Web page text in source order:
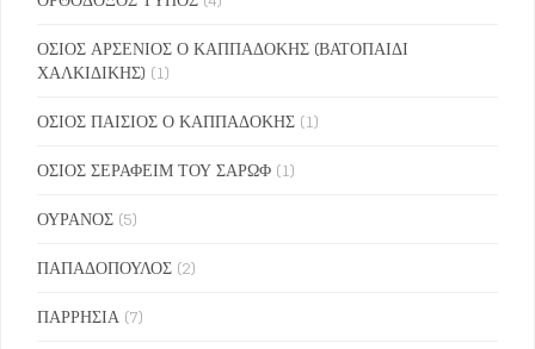
ΟΣΙΟΣ ΑΡΣΕΝΙΟΣ Ο ΚΑΠΠΑΔΟΚΗΣ (ΒΑΤΟΠΑΙΔΙ
ΧΑΛΚΙΔΙΚΗΣ) (1)
ΟΣΙΟΣ ΠΑΙΣΙΟΣ Ο ΚΑΠΠΑΔΟΚΗΣ (1)
ΟΣΙΟΣ ΣΕΡΑΦΕΙΜ ΤΟΥ ΣΑΡΩΦ (1)
ΟΥΡΑΝΟΣ (5)
ΠΑΠΑΔΟΠΟΥΛΟΣ (2)
ΠΑΡΡΗΣΙΑ (7)